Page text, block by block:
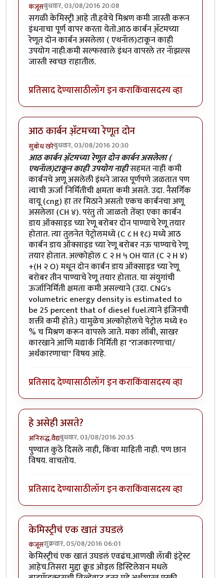
कंजूसबुधवार, 03/08/2016 20:08
सगळी केमिस्ट्री आहे ती.हवेचे मिश्रण कमी जास्ती करून
इंधनाचा पूर्ण वापर करता येतो.आठ कार्बन अ़ॅटमच्या
रेणूत दोन कार्बन असलेला ( एथनॅाल)टाकून काही
उपयोग नाही.कमी सल्फरवाले इंधन वापरले तर नॅाझल्स
जास्ती स्वच्छ राहातील.
प्रतिसाद देण्यासाठीलॉग इन कराकिंवासदस्य व्हा
आठ कार्बन अ़ॅटमच्या रेणूत दोन
सुबोध खरेबुधवार, 03/08/2016 20:30
आठ कार्बन अ़ॅटमच्या रेणूत दोन कार्बन असलेला (
एथनॅाल)टाकून काही उपयोग नाहीसहमत नाही कमी
कार्बनचे अणू असलेली इंधने जास्त पूर्णपणे जळतात पण
त्याची ऊर्जा निर्मितीची क्षमता कमी असते. उदा. नैसर्गिक
वायू (cng) हा तर मिठाने असतो एकच कार्बनचा अणू
असलेला (CH ४). परंतु तो जाळतो तेंव्हा एका कार्बन
डाय ऑक्साइड च्या रेणू बरोबर दोन पाण्याचे रेणू तयार
होतात. त्या तुलनेत पेट्रोलमध्ये (C ८ H १८) मध्ये आठ
कार्बन डाय ऑक्साइड च्या रेणू बरोबर नऊ पाण्याचे रेणू
तयार होतात. अल्कोहोल C २ H ५ OH यात (C २ H ४)
+(H २ O) मधून दोन कार्बन डाय ऑक्साइड च्या रेणू
बरोबर तीन पाण्याचे रेणू तयार होतात. या संयुगांची
ऊर्जानिर्मिती क्षमता कमी असल्याने (उदा. CNG's
volumetric energy density is estimated to
be 25 percent that of diesel fuel.त्याने इंजिनची
शक्ती कमी होते.) यामुळेच अल्कोहोलचे पेट्रोल मध्ये १०
% च मिश्रण करून वापरले जाते. मका लॉबी, साखर
कारखाने आणि मद्यार्क निर्मिती हा "राजकारणाचा/
अर्थकारणाचा" विषय आहे.
प्रतिसाद देण्यासाठीलॉग इन कराकिंवासदस्य व्हा
हे असेही असते?
अनिरुद्ध.वैद्यबुधवार, 03/08/2016 20:35
पुण्यात कुठे दिसले नाही, किंवा माहिती नाही. पण छान
विषय. वाचतोय.
प्रतिसाद देण्यासाठीलॉग इन कराकिंवासदस्य व्हा
केमिस्ट्रीचं एक खातं उघडलं
कंजूसशुक्रवार, 05/08/2016 06:01
केमिस्ट्रीचं एक खातं उघडलं एवढंच.आणखी लॅाबी इंट्रेस्ट
आहेच.तिसरा मुद्दा क्रूड ओइल डिस्टिलेशन मधले